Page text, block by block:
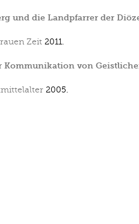
und die Landpfarrer der
Zeit 2011.
Kommunikation von
2005.